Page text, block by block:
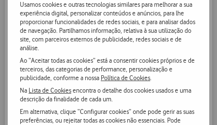
Usamos cookies e outras tecnologias similares para melhorar a sua
experiência digital, personalizar conteúdos e anúncios, para lhe
proporcionar funcionalidades de redes sociais, e para analisar dados
de navegação. Partilhamos informação, relativa à sua utilização do
site, com parceiros externos de publicidade, redes sociais e de
análise.
Ao “Aceitar todas as cookies” está a consentir cookies próprios e de
terceiros, das categorias de performance, personalização e
publicidade, conforme a nossa Política de Cookies
Na Lista de Cookiesencontra o detalhe dos cookies usados e uma
descrição da finalidade de cada um.
Em alternativa, clique “Configurar cookies” onde pode gerir as suas
preferências, ou rejeitar todas as cookies não essenciais. Pode